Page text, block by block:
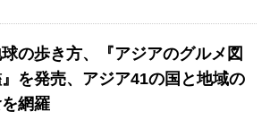
の歩き方、『アジアのグルメ図
を発売、アジア41の国と地域の
網羅